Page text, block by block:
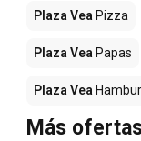
Plaza Vea Pizza
Plaza Vea Papas
Plaza Vea
Más